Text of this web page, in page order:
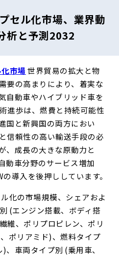
セル化市場、業界動
析と予測2032
市場 世界貿易の拡大と物
要の高まりにより、着実な
自動車やハイブリッド車を
進歩は、燃費と持続可能性
国と新興国の両方におい
信頼性の高い輸送手段の必
、成長の大きな原動力と
動車分野のサービス増加
導入を後押ししています。
化の市場規模、シェアおよ
(エンジン搭載、ボディ搭
維、ポリプロピレン、ポリ
ポリアミド)、燃料タイプ
、車両タイプ別 (乗用車、